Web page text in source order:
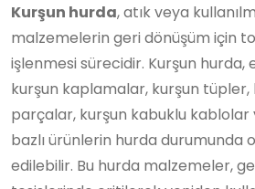
Kurşun hurda, atık veya
malzemelerin geri dönüşüm için
işlenmesi sürecidir. Kurşun hurda,
kurşun kaplamalar, kurşun tüpler,
parçalar, kurşun kabuklu kablolar
bazlı ürünlerin hurda durumunda
edilebilir. Bu hurda malzemeler,